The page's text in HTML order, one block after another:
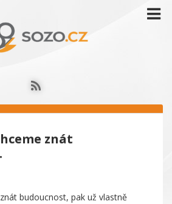
znát
budoucnost, pak už vlastně